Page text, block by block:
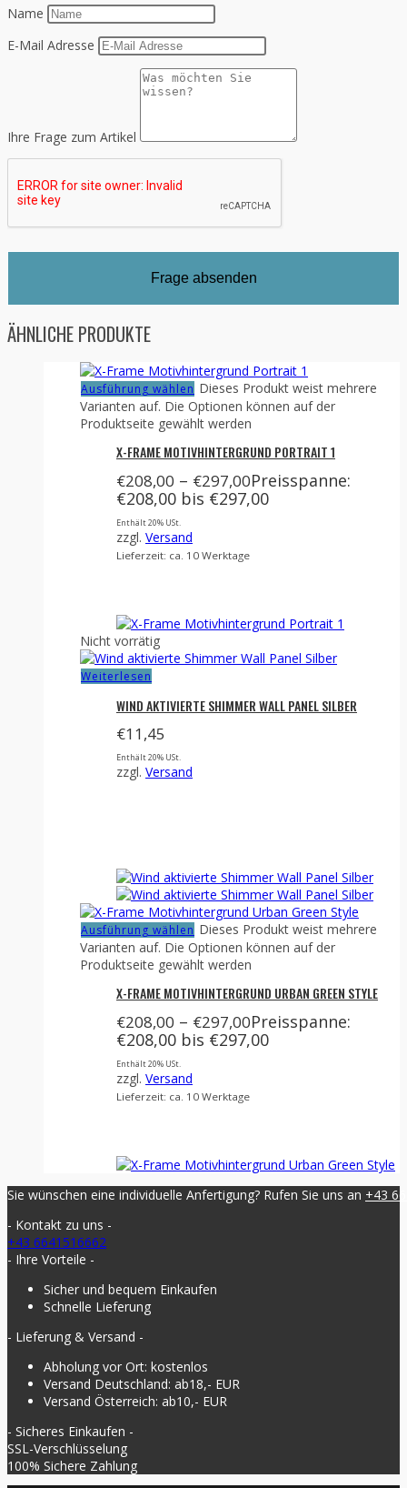
Name
E-Mail Adresse
Ihre Frage zum Artikel
ÄHNLICHE PRODUKTE
Ausführung wählen Dieses Produkt weist mehrere
Varianten auf. Die Optionen können auf der
Produktseite gewählt werden
X-FRAME MOTIVHINTERGRUND PORTRAIT 1
€208,00 – €297,00Preisspanne:
€208,00 bis €297,00
Enthält 20% USt.
zzgl. Versand
Lieferzeit: ca. 10 Werktage
Nicht vorrätig
Weiterlesen
WIND AKTIVIERTE SHIMMER WALL PANEL SILBER
€11,45
Enthält 20% USt.
zzgl. Versand
Ausführung wählen Dieses Produkt weist mehrere
Varianten auf. Die Optionen können auf der
Produktseite gewählt werden
X-FRAME MOTIVHINTERGRUND URBAN GREEN STYLE
€208,00 – €297,00Preisspanne:
€208,00 bis €297,00
Enthält 20% USt.
zzgl. Versand
Lieferzeit: ca. 10 Werktage
Sie wünschen eine individuelle Anfertigung? Rufen Sie uns an +43
- Kontakt zu uns -
+43 6641516662
- Ihre Vorteile -
Sicher und bequem Einkaufen
Schnelle Lieferung
- Lieferung & Versand -
Abholung vor Ort: kostenlos
Versand Deutschland: ab18,- EUR
Versand Österreich: ab10,- EUR
- Sicheres Einkaufen -
SSL-Verschlüsselung
100% Sichere Zahlung